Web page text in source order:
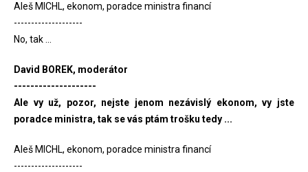
Aleš MICHL, ekonom, poradce ministra financí
--------------------
No, tak ...
David BOREK, moderátor
--------------------
Ale vy už, pozor, nejste jenom nezávislý ekonom, vy jste
poradce ministra, tak se vás ptám trošku tedy ...
Aleš MICHL, ekonom, poradce ministra financí
--------------------